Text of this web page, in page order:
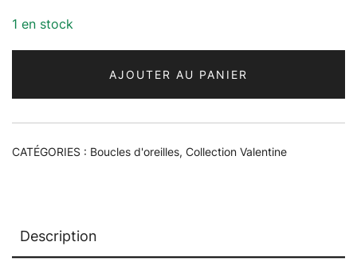
1 en stock
AJOUTER AU PANIER
CATÉGORIES : Boucles d'oreilles, Collection Valentine
Description